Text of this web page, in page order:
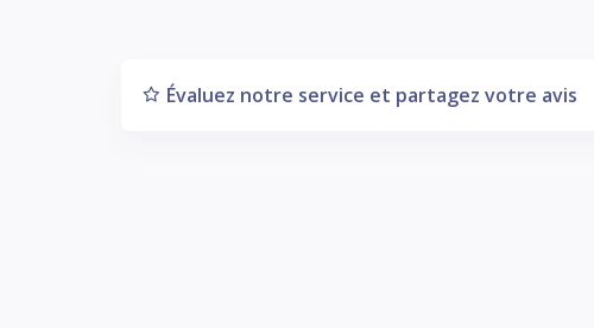
Évaluez notre service et partagez votre avis